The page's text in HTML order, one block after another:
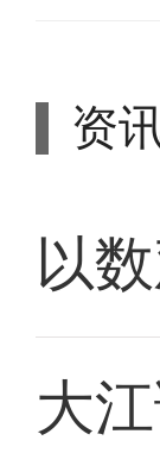
资
以
大